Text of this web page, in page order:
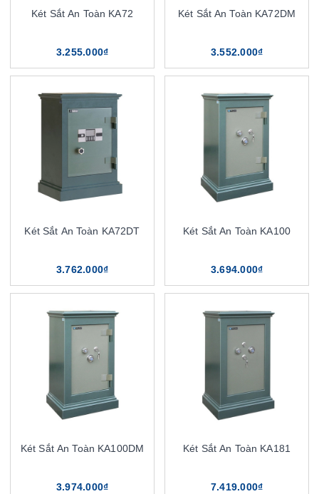
Két Sắt An Toàn KA72
3.255.000₫
Két Sắt An Toàn KA72DM
3.552.000₫
Két Sắt An Toàn KA72DT
3.762.000₫
Két Sắt An Toàn KA100
3.694.000₫
Két Sắt An Toàn KA100DM
3.974.000₫
Két Sắt An Toàn KA181
7.419.000₫